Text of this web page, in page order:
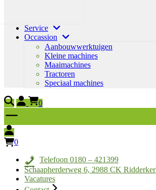
Service
Occassion
Aanbouwwerktuigen
Kleine machines
Maaimachines
Tractoren
Speciaal machines
0
0
Telefoon 0180 – 421399
Schaapherderweg 6, 2988 CK
Vacatures